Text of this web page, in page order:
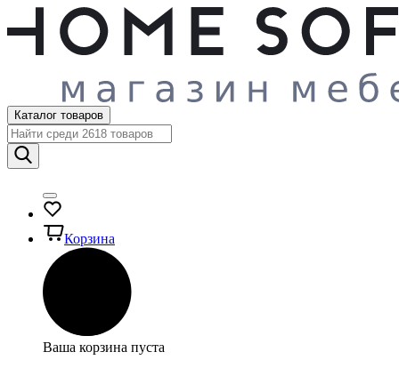
Каталог товаров
Корзина
Ваша корзина пуста